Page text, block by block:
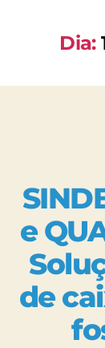
Dia:
e
de